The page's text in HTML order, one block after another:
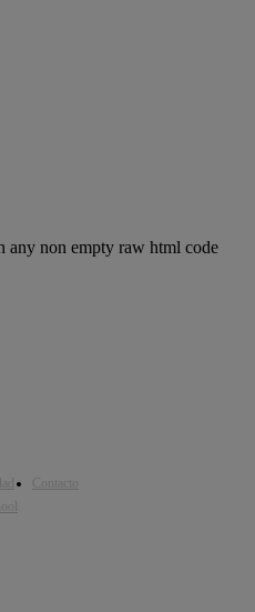
any non empty raw html code
Contacto